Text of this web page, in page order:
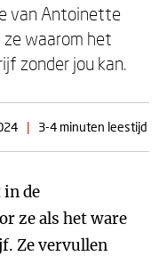
van Antoinette
waarom het
zonder jou kan.
| 3-4 minuten leestijd
in de
ze als het ware
Ze vervullen